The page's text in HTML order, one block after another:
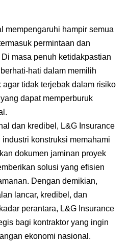
mempengaruhi hampir semua
permintaan dan
masa penuh ketidakpastian
hati dalam memilih
tidak terjebak dalam risiko
dapat memperburuk
dan kredibel, L&G Insurance
konstruksi memahami
dokumen jaminan proyek
solusi yang efisien
Dengan demikian,
lancar, kredibel, dan
perantara, L&G Insurance
bagi kontraktor yang ingin
ekonomi nasional.